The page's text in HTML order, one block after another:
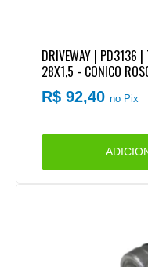
DRIVEWAY | PD3136 |
28X1,5 - CONICO
110/790/8100/8120/
R$ 92,40no Pix